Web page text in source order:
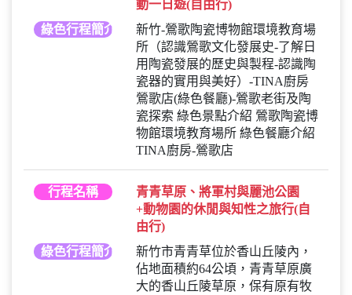
動一日遊(自由行)
綠色行程簡介
新竹-鶯歌陶瓷博物館環境教育場
所（認識鶯歌文化發展史-了解日
用陶瓷發展的歷史與製程-認識陶
瓷器的實用與美好）-TINA廚房
鶯歌店(綠色餐廳)-鶯歌老街及陶
瓷探索 綠色景點介紹 鶯歌陶瓷博
物館環境教育場所 綠色餐廳介紹
TINA廚房-鶯歌店
行程名稱
青青草原、將軍村與麗池公園
+動物園的休閒與知性之旅行(自
由行)
綠色行程簡介
新竹市青青草位於香山丘陵內，
佔地面積約64公頃，青青草原廣
大的香山丘陵草原，保有原有牧